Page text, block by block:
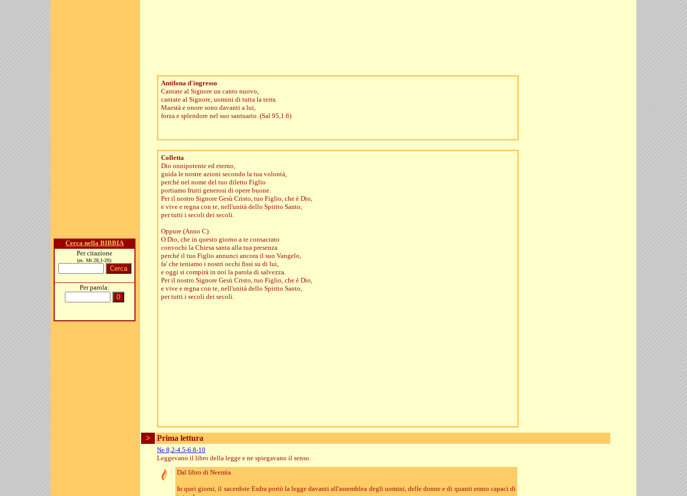
Cerca nella BIBBIA
Per citazione
(es. Mt 28,1-20):
Per parola:
Antifona d'ingresso
Cantate al Signore un canto nuovo,
cantate al Signore, uomini di tutta la terra.
Maestà e onore sono davanti a lui,
forza e splendore nel suo santuario. (Sal 95,1.6)
Colletta
Dio onnipotente ed eterno,
guida le nostre azioni secondo la tua volontà,
perché nel nome del tuo diletto Figlio
portiamo frutti generosi di opere buone.
Per il nostro Signore Gesù Cristo, tuo Figlio, che è Dio,
e vive e regna con te, nell'unità dello Spirito Santo,
per tutti i secoli dei secoli.
Oppure (Anno C):
O Dio, che in questo giorno a te consacrato
convochi la Chiesa santa alla tua presenza
perché il tuo Figlio annunci ancora il suo Vangelo,
fa' che teniamo i nostri occhi fissi su di lui,
e oggi si compirà in noi la parola di salvezza.
Per il nostro Signore Gesù Cristo, tuo Figlio, che è Dio,
e vive e regna con te, nell'unità dello Spirito Santo,
per tutti i secoli dei secoli.
> Prima lettura
Ne 8,2-4.5-6.8-10
Leggevano il libro della legge e ne spiegavano il senso.
Dal libro di Neemìa
In quei giorni, il sacerdote Esdra portò la legge davanti all'assemblea degli uomini, delle donne e di quanti erano capaci di